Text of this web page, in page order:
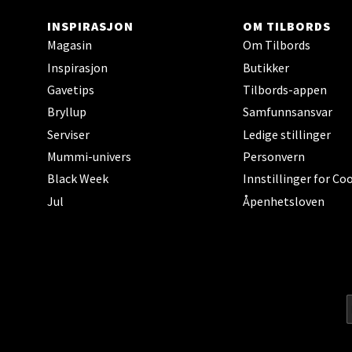
INSPIRASJON
Magasin
Inspirasjon
Gavetips
Bryllup
Serviser
Mummi-univers
Black Week
Jul
OM TILBORDS
Om Tilbords
Butikker
Tilbords-appen
Samfunnsansvar
Ledige stillinger
Personvern
Innstillinger for
Åpenhetsloven